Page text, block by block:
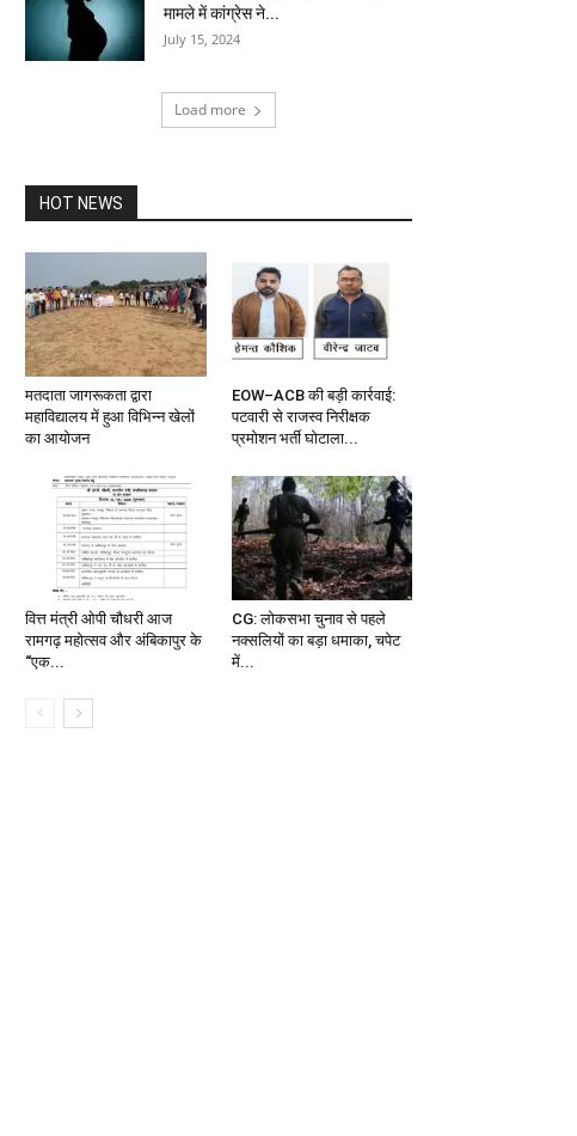
मामले में कांग्रेस ने...
July 15, 2024
Load more
HOT NEWS
मतदाता जागरूकता द्वारा
महाविद्यालय में हुआ विभिन्न खेलों
का आयोजन
EOW–ACB की बड़ी कार्रवाई:
पटवारी से राजस्व निरीक्षक
प्रमोशन भर्ती घोटाला...
वित्त मंत्री ओपी चौधरी आज
रामगढ़ महोत्सव और अंबिकापुर के
“एक...
CG: लोकसभा चुनाव से पहले
नक्सलियों का बड़ा धमाका, चपेट
में...